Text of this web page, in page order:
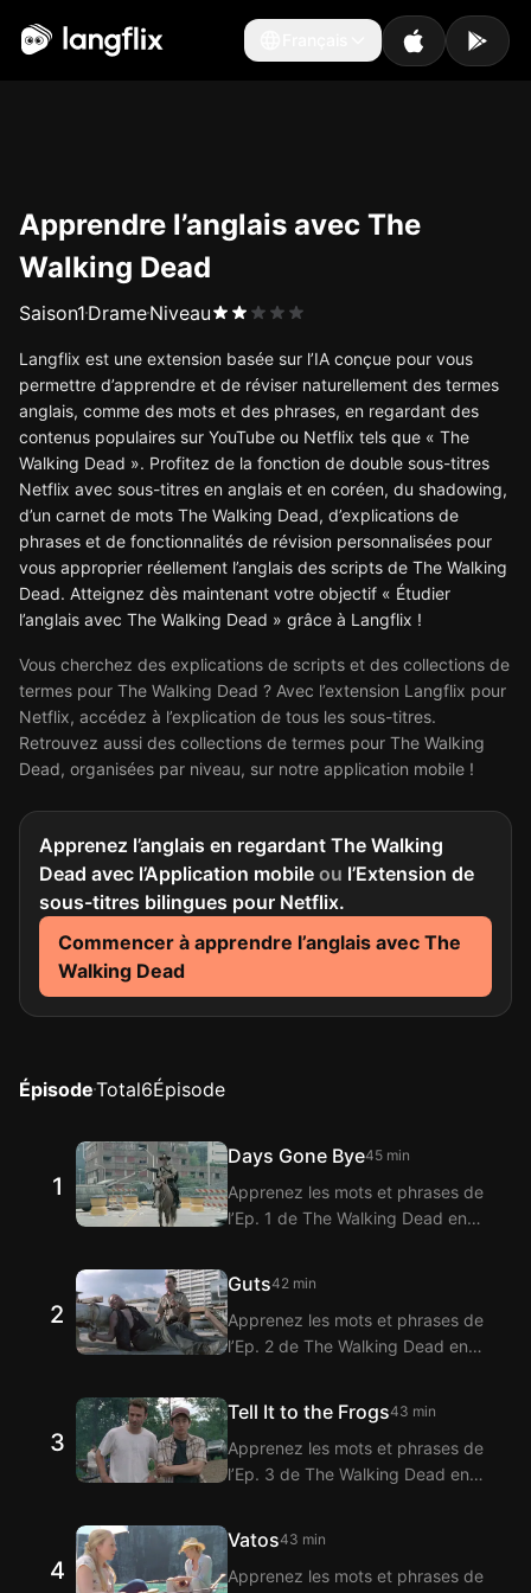
Français
Apprendre l’anglais avec The
Walking Dead
Saison1 DrameNiveau
Langflix est une extension basée sur l’IA conçue pour vous
permettre d’apprendre et de réviser naturellement des termes
anglais, comme des mots et des phrases, en regardant des
contenus populaires sur YouTube ou Netflix tels que « The
Walking Dead ». Profitez de la fonction de double sous-titres
Netflix avec sous-titres en anglais et en coréen, du shadowing,
d’un carnet de mots The Walking Dead, d’explications de
phrases et de fonctionnalités de révision personnalisées pour
vous approprier réellement l’anglais des scripts de The Walking
Dead. Atteignez dès maintenant votre objectif « Étudier
l’anglais avec The Walking Dead » grâce à Langflix !
Vous cherchez des explications de scripts et des collections de
termes pour The Walking Dead ? Avec l’extension Langflix pour
Netflix, accédez à l’explication de tous les sous-titres.
Retrouvez aussi des collections de termes pour The Walking
Dead, organisées par niveau, sur notre application mobile !
Apprenez l’anglais en regardant The Walking
Dead avec l’Application mobile ou l’Extension de
sous-titres bilingues pour Netflix.
Commencer à apprendre l’anglais avec The
Walking Dead
ÉpisodeTotal6Épisode
1
Days Gone Bye45 min
Apprenez les mots et phrases de
l’Ep. 1 de The Walking Dead en
! Langflix propose la traduction
des dialogues de l’Ep. 1 de The
Walking Dead grâce à la fonction
2
Guts42 min
Apprenez les mots et phrases de
l’Ep. 2 de The Walking Dead en
! Langflix propose la traduction
des dialogues de l’Ep. 2 de The
Walking Dead grâce à la fonction
3
Tell It to the Frogs43 min
Apprenez les mots et phrases de
l’Ep. 3 de The Walking Dead en
! Langflix propose la traduction
des dialogues de l’Ep. 3 de The
4
Vatos43 min
Apprenez les mots et phrases de